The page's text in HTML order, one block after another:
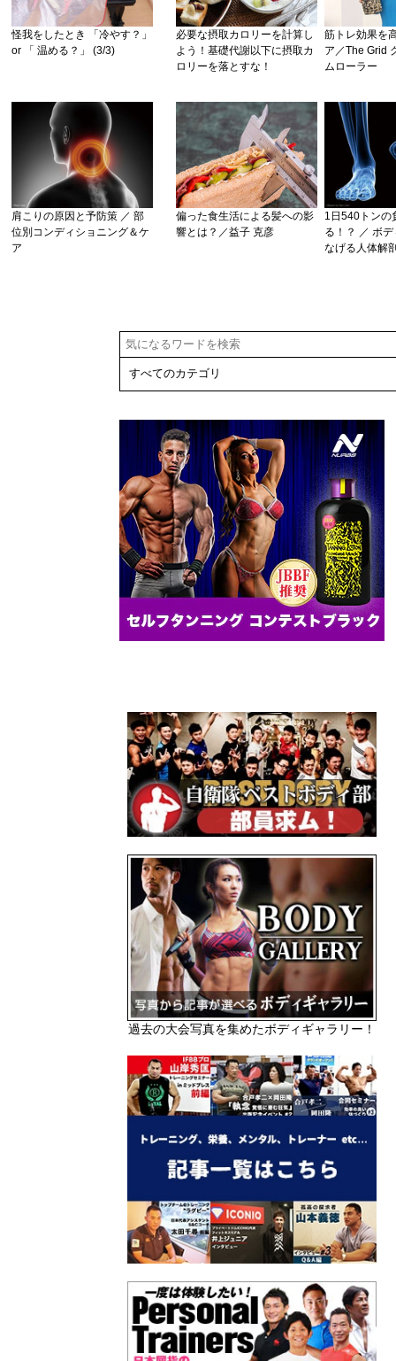
怪我をしたとき 「冷やす？」
or 「 温める？」 (3/3)
必要な摂取カロリーを計算し
よう！基礎代謝以下に摂取カ
ロリーを落とすな！
筋トレ効果を
ア／The Grid
ムローラー
肩こりの原因と予防策 ／ 部
位別コンディショニング＆ケ
ア
偏った食生活による髪への影
響とは？／益子 克彦
1日540トンの
る！？ ／ ボ
なげる人体解
過去の大会写真を集めたボディギャラリー！